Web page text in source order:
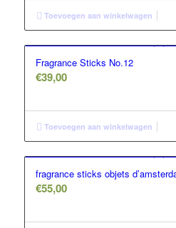
Toevoegen aan winkelwagen
Fragrance Sticks No.12
€39,00
Toevoegen aan winkelwagen
fragrance sticks objets
€55,00